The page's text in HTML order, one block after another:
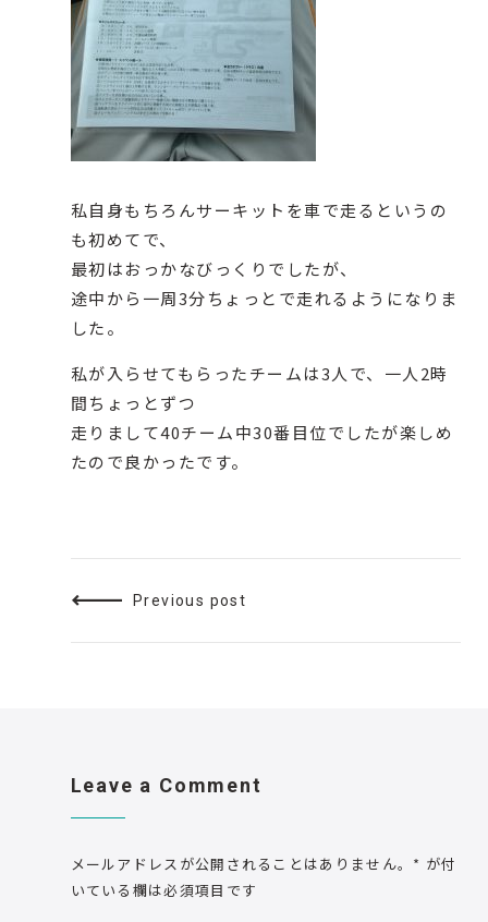
私自身もちろんサーキットを車で走るというの
も初めてで、
最初はおっかなびっくりでしたが、
途中から一周3分ちょっとで走れるようになりま
した。
私が入らせてもらったチームは3人で、一人2時
間ちょっとずつ
走りまして40チーム中30番目位でしたが楽しめ
たので良かったです。
Previous post
Leave a Comment
メールアドレスが公開されることはありません。 * が付
いている欄は必須項目です